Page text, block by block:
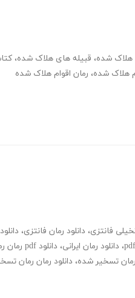
هلاک شده، قبیله های هلاک شده،
هلاک شده، رمان اقوام هلاک شده
فانتزی، دانلود رمان فانتزی،
، دانلود رمان ایرانی، دانلود pdf رمان رمان تسخیر شده
رمان تسخیر شده، دانلود رمان رمان